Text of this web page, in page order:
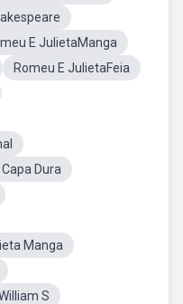
E JulietaManga
Romeu E JulietaFeia
Dura
Manga
S